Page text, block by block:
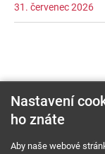
31. červenec 2026
O
Nastavení
ho znáte
Aby naše webové